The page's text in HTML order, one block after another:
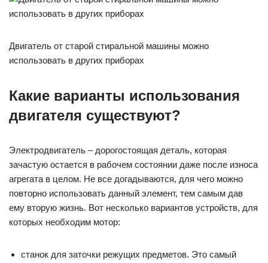
Двигатель от старой стиральной машины можно
использовать в других приборах
Какие варианты использования
двигателя существуют?
Электродвигатель – дорогостоящая деталь, которая
зачастую остается в рабочем состоянии даже после износа
агрегата в целом. Не все догадываются, для чего можно
повторно использовать данный элемент, тем самым дав
ему вторую жизнь. Вот несколько вариантов устройств, для
которых необходим мотор:
станок для заточки режущих предметов. Это самый